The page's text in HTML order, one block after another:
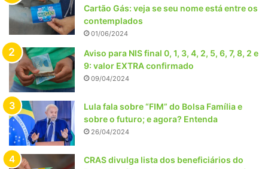
Cartão Gás: veja se seu nome está entre os
contemplados
01/06/2024
Aviso para NIS final 0, 1, 3, 4, 2, 5, 6, 7, 8, 2 e
9: valor EXTRA confirmado
09/04/2024
Lula fala sobre “FIM” do Bolsa Família e
sobre o futuro; e agora? Entenda
26/04/2024
CRAS divulga lista dos beneficiários do